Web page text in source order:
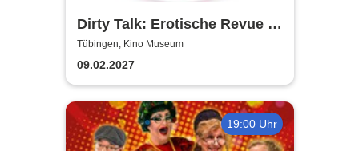
Dirty Talk: Erotische Revue in
Tübingen
Tübingen, Kino Museum
09.02.2027
19:00 Uhr